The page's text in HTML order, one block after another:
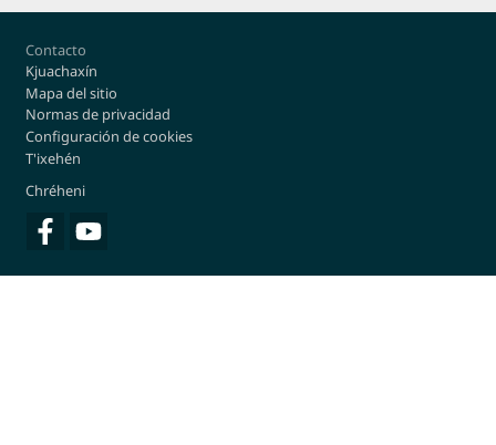
Footer
Contacto
Kjuachaxín
Mapa del sitio
Normas de privacidad
Configuración de cookies
T'ixehén
Chréheni